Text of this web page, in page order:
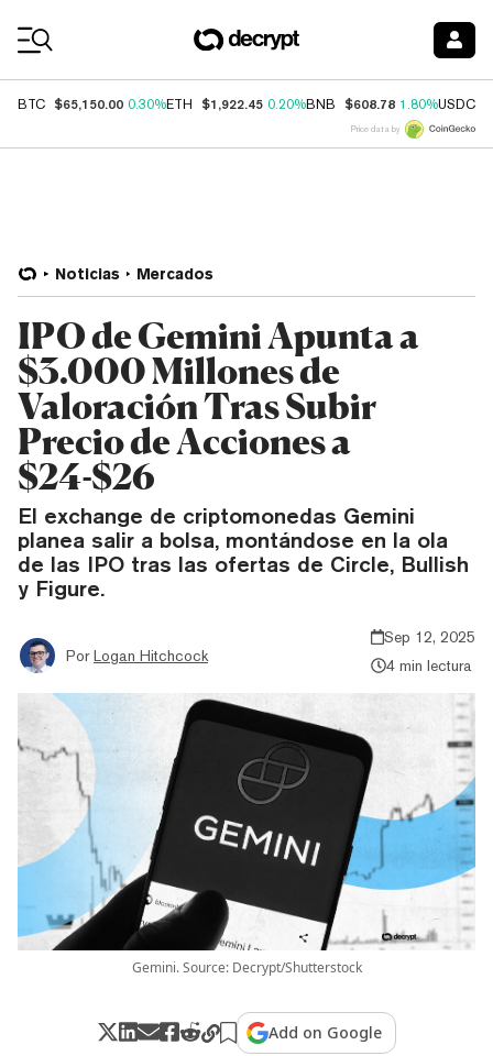
BTC $65,150.00 0.30%ETH $1,922.45 0.20%BNB $608.78 1.80%USDC
Price data by
Noticias Mercados
IPO de Gemini Apunta a
$3.000 Millones de
Valoración Tras Subir
Precio de Acciones a
$24-$26
El exchange de criptomonedas Gemini
planea salir a bolsa, montándose en la ola
de las IPO tras las ofertas de Circle, Bullish
y Figure.
Por Logan Hitchcock
Sep 12, 2025
4 min lectura
Gemini. Source: Decrypt/Shutterstock
Add on Google